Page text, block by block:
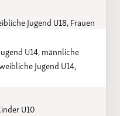
Jugend U18, Frauen
U14, männliche
Jugend U14,
U10